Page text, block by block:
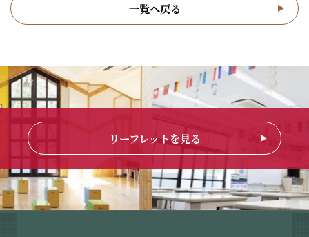
一覧へ戻る
リーフレットを見る